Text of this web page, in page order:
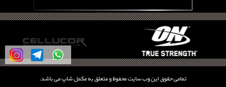
چربی سوزی با چای سبز
بیوگرافی علی تبریزی
منابع پروتئینی غیر گوشتی
آرژنین ، فواید آرژنین و نقش آرژنین در بدن
گلوتامین ، انواع گلوتامین و فواید مصرف گلوتام...
پروتئین ، انواع پروتئین و فواید مصرف پروتئین
تمامی حقوق این وب سایت محفوظ و متعلق به مکمل شاپ می باشد.